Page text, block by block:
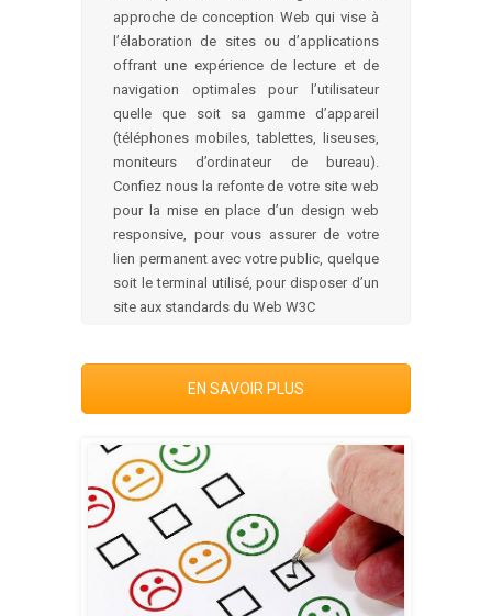
approche de conception Web qui vise à
l’élaboration de sites ou d’applications
offrant une expérience de lecture et de
navigation optimales pour l’utilisateur
quelle que soit sa gamme d’appareil
(téléphones mobiles, tablettes, liseuses,
moniteurs d’ordinateur de bureau).
Confiez nous la refonte de votre site web
pour la mise en place d’un design web
responsive, pour vous assurer de votre
lien permanent avec votre public, quelque
soit le terminal utilisé, pour disposer d’un
site aux standards du Web W3C
EN SAVOIR PLUS